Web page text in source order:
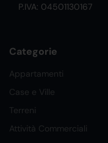
P.IVA: 04501130167
Categorie
Appartamenti
Case e Ville
Terreni
Attività Commerciali